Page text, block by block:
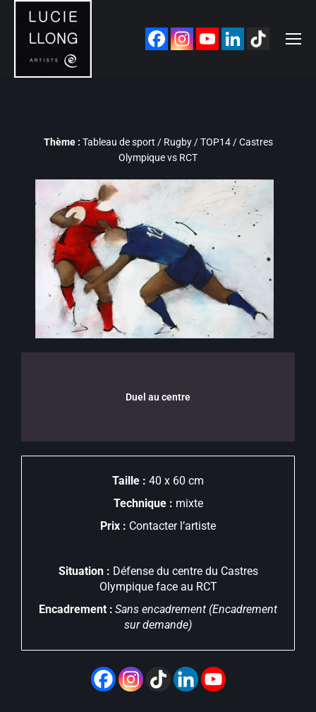
Thème : Tableau de sport / Rugby / TOP14 / Castres
Olympique vs RCT
Duel au centre
Taille : 40 x 60 cm
Technique : mixte
Prix : Contacter l’artiste
Situation : Défense du centre du Castres
Olympique face au RCT
Encadrement : Sans encadrement (Encadrement
sur demande)